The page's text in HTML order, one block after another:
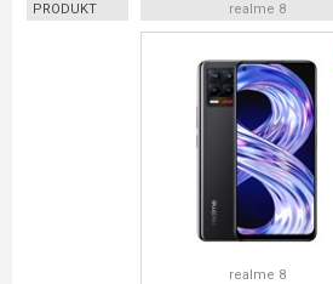
PRODUKT realme 8
realme 8